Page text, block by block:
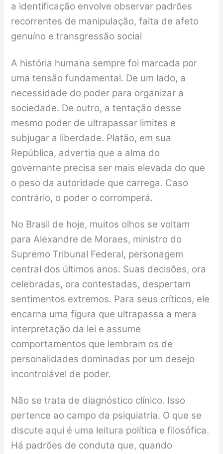
a identificação envolve observar padrões
recorrentes de manipulação, falta de afeto
genuíno e transgressão social
A história humana sempre foi marcada por
uma tensão fundamental. De um lado, a
necessidade do poder para organizar a
sociedade. De outro, a tentação desse
mesmo poder de ultrapassar limites e
subjugar a liberdade. Platão, em sua
República, advertia que a alma do
governante precisa ser mais elevada do que
o peso da autoridade que carrega. Caso
contrário, o poder o corromperá.
No Brasil de hoje, muitos olhos se voltam
para Alexandre de Moraes, ministro do
Supremo Tribunal Federal, personagem
central dos últimos anos. Suas decisões, ora
celebradas, ora contestadas, despertam
sentimentos extremos. Para seus críticos, ele
encarna uma figura que ultrapassa a mera
interpretação da lei e assume
comportamentos que lembram os de
personalidades dominadas por um desejo
incontrolável de poder.
Não se trata de diagnóstico clínico. Isso
pertence ao campo da psiquiatria. O que se
discute aqui é uma leitura política e filosófica.
Há padrões de conduta que, quando